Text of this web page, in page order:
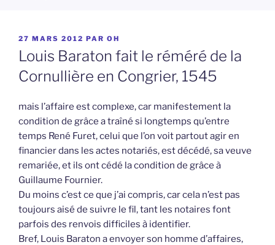
PUBLIÉ
LE
27 MARS 2012 PAR OH
Louis Baraton fait le réméré de la
Cornullière en Congrier, 1545
mais l’affaire est complexe, car manifestement la
condition de grâce a traîné si longtemps qu’entre
temps René Furet, celui que l’on voit partout agir en
financier dans les actes notariés, est décédé, sa veuve
remariée, et ils ont cédé la condition de grâce à
Guillaume Fournier.
Du moins c’est ce que j’ai compris, car cela n’est pas
toujours aisé de suivre le fil, tant les notaires font
parfois des renvois difficiles à identifier.
Bref, Louis Baraton a envoyer son homme d’affaires,